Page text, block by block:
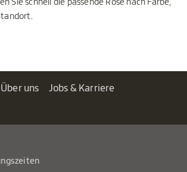
Sie schnell die passende Rose nach Farbe,
Über uns Jobs & Karriere